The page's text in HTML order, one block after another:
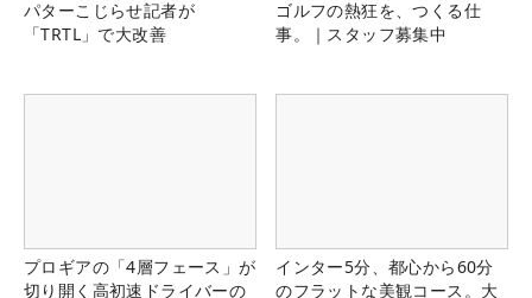
パターこじらせ記者が
「TRTL」で大改善
ゴルフの熱狂を、つくる仕
事。｜スタッフ募集中
プロギアの「4層フェース」が
切り開く高初速ドライバーの
インター5分、都心から60分
のフラットな美観コース。大